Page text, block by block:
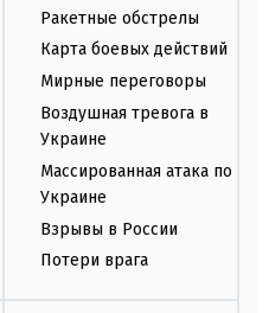
Ракетные обстрелы
Карта боевых действий
Мирные переговоры
Воздушная тревога в
Украине
Массированная атака по
Украине
Взрывы в России
Потери врага